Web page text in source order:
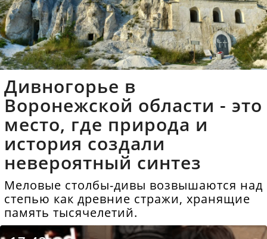
Дивногорье в
Воронежской области - это
место, где природа и
история создали
невероятный синтез
Меловые столбы-дивы возвышаются над
степью как древние стражи, хранящие
память тысячелетий.